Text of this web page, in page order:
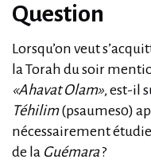
Question
Lorsqu’on veut
la Torah du soir
«Ahavat Olam», est-il
Téhilim(psaumes0)
nécessairement
de la Guémara?